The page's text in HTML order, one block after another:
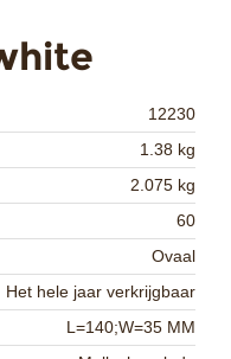
12230
1.38 kg
2.075 kg
60
Ovaal
Het hele jaar verkrijgbaar
L=140;W=35 MM